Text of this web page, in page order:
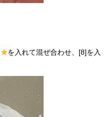
★を入れて混ぜ合わせ、[8]を入